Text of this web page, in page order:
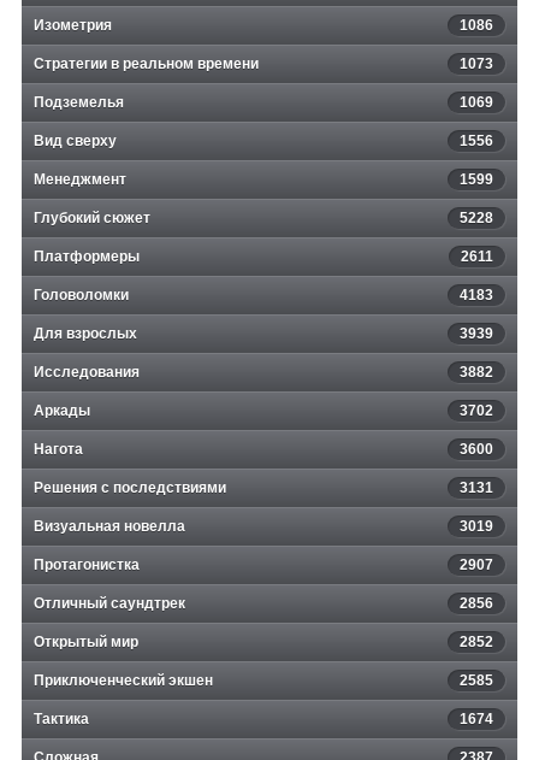
Изометрия 1086
Стратегии в реальном времени 1073
Подземелья 1069
Вид сверху 1556
Менеджмент 1599
Глубокий сюжет 5228
Платформеры 2611
Головоломки 4183
Для взрослых 3939
Исследования 3882
Аркады 3702
Нагота 3600
Решения с последствиями 3131
Визуальная новелла 3019
Протагонистка 2907
Отличный саундтрек 2856
Открытый мир 2852
Приключенческий экшен 2585
Тактика 1674